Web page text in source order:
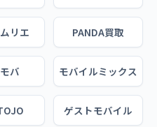
リエ PANDA買取
バ モバイルミックス
ゲストモバイル